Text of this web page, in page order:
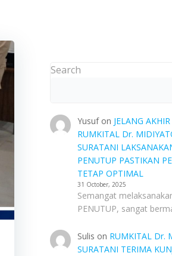
Search
Yusufon JELANG
RUMKITAL Dr.
SURATANI
PENUTUP PASTIKAN
TETAP OPTIMAL
31 October, 2025
Semangat
PENUTUP, sangat
Sulis on RUMKITAL Dr.
SURATANI TERIMA